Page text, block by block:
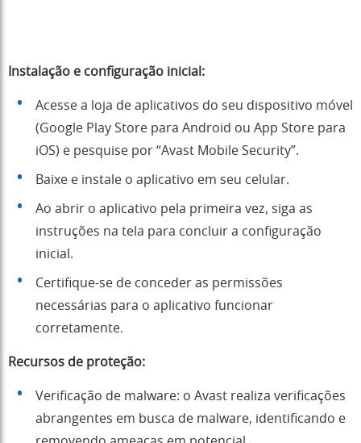
Instalação e configuração inicial:
Acesse a loja de aplicativos do seu dispositivo móvel
(Google Play Store para Android ou App Store para
iOS) e pesquise por “Avast Mobile Security”.
Baixe e instale o aplicativo em seu celular.
Ao abrir o aplicativo pela primeira vez, siga as
instruções na tela para concluir a configuração
inicial.
Certifique-se de conceder as permissões
necessárias para o aplicativo funcionar
corretamente.
Recursos de proteção:
Verificação de malware: o Avast realiza verificações
abrangentes em busca de malware, identificando e